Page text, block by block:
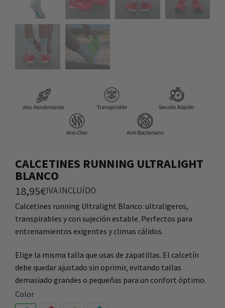
CALCETINES RUNNING ULTRALIGHT
BLANCO
18,95€IVA INCLUÍDO
Calcetines running Ultralight Blanco: ultraligeros,
transpirables y con sujeción estable. Perfectos para
entrenamientos exigentes y climas cálidos.
Elige la misma talla que usas de zapatillas. El calcetín
debe quedar ajustado sin oprimir, evitando tallas
demasiado grandes o pequeñas para un confort óptimo.
Color